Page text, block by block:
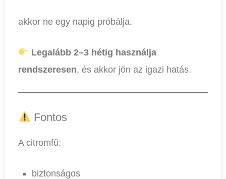
akkor ne egy napig próbálja.
Legalább 2–3 hétig használja
rendszeresen, és akkor jön az igazi hatás.
Fontos
A citromfű:
biztonságos